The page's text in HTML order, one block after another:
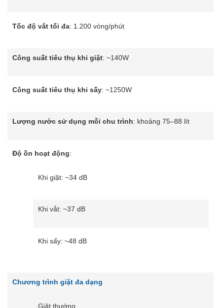
Tốc độ vắt tối đa: 1.200 vòng/phút
Công suất tiêu thụ khi giặt: ~140W
Công suất tiêu thụ khi sấy: ~1250W
Lượng nước sử dụng mỗi chu trình: khoảng 75–88 lít
Độ ồn hoạt động:
Khi giặt: ~34 dB
Khi vắt: ~37 dB
Khi sấy: ~48 dB
Chương trình giặt đa dạng
Giặt thường